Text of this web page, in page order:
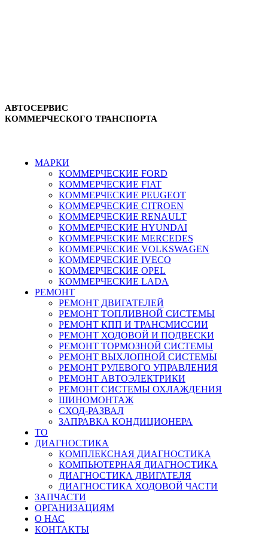
АВТОСЕРВИС
КОММЕРЧЕСКОГО ТРАНСПОРТА
МАРКИ
КОММЕРЧЕСКИЕ FORD
КОММЕРЧЕСКИЕ FIAT
КОММЕРЧЕСКИЕ PEUGEOT
КОММЕРЧЕСКИЕ CITROEN
КОММЕРЧЕСКИЕ RENAULT
КОММЕРЧЕСКИЕ HYUNDAI
КОММЕРЧЕСКИЕ MERCEDES
КОММЕРЧЕСКИЕ VOLKSWAGEN
КОММЕРЧЕСКИЕ IVECO
КОММЕРЧЕСКИЕ OPEL
КОММЕРЧЕСКИЕ LADA
РЕМОНТ
РЕМОНТ ДВИГАТЕЛЕЙ
РЕМОНТ ТОПЛИВНОЙ СИСТЕМЫ
РЕМОНТ КПП И ТРАНСМИССИИ
РЕМОНТ ХОДОВОЙ И ПОДВЕСКИ
РЕМОНТ ТОРМОЗНОЙ СИСТЕМЫ
РЕМОНТ ВЫХЛОПНОЙ СИСТЕМЫ
РЕМОНТ РУЛЕВОГО УПРАВЛЕНИЯ
РЕМОНТ АВТОЭЛЕКТРИКИ
РЕМОНТ СИСТЕМЫ ОХЛАЖДЕНИЯ
ШИНОМОНТАЖ
СХОД-РАЗВАЛ
ЗАПРАВКА КОНДИЦИОНЕРА
ТО
ДИАГНОСТИКА
КОМПЛЕКСНАЯ ДИАГНОСТИКА
КОМПЬЮТЕРНАЯ ДИАГНОСТИКА
ДИАГНОСТИКА ДВИГАТЕЛЯ
ДИАГНОСТИКА ХОДОВОЙ ЧАСТИ
ЗАПЧАСТИ
ОРГАНИЗАЦИЯМ
О НАС
КОНТАКТЫ